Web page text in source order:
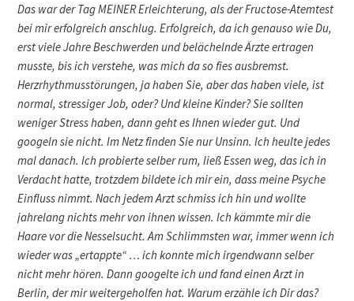
Das war der Tag MEINER Erleichterung, als der Fructose-Atemtest
bei mir erfolgreich anschlug. Erfolgreich, da ich genauso wie Du,
erst viele Jahre Beschwerden und belächelnde Ärzte ertragen
musste, bis ich verstehe, was mich da so fies ausbremst.
Herzrhythmusstörungen, ja haben Sie, aber das haben viele, ist
normal, stressiger Job, oder? Und kleine Kinder? Sie sollten
weniger Stress haben, dann geht es Ihnen wieder gut. Und
googeln sie nicht. Im Netz finden Sie nur Unsinn. Ich heulte jedes
mal danach. Ich probierte selber rum, ließ Essen weg, das ich in
Verdacht hatte, trotzdem bildete ich mir ein, dass meine Psyche
Einfluss nimmt. Nach jedem Arzt schmiss ich hin und wollte
jahrelang nichts mehr von ihnen wissen. Ich kämmte mir die
Haare vor die Nesselsucht. Am Schlimmsten war, immer wenn ich
wieder was „ertappte“ … ich konnte mich irgendwann selber
nicht mehr hören. Dann googelte ich und fand einen Arzt in
Berlin, der mir weitergeholfen hat. Warum erzähle ich Dir das?